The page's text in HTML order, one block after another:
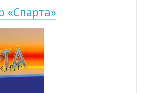
«Спарта»